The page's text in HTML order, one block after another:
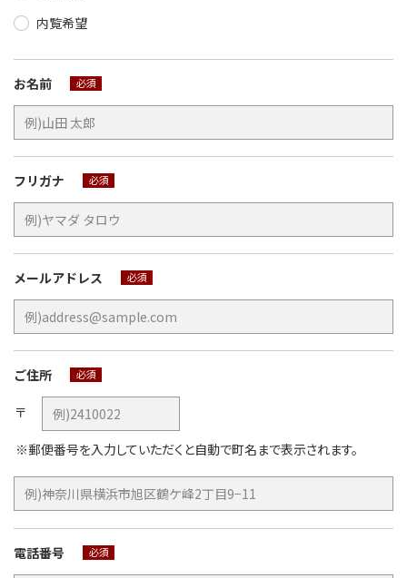
内覧希望
お名前 必須
フリガナ 必須
メールアドレス 必須
ご住所 必須
〒
※郵便番号を入力していただくと自動で町名まで表示されます。
電話番号 必須